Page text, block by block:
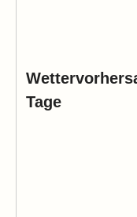
Tage